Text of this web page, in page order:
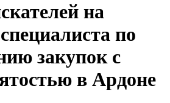
на
по
закупок с
в Ардоне